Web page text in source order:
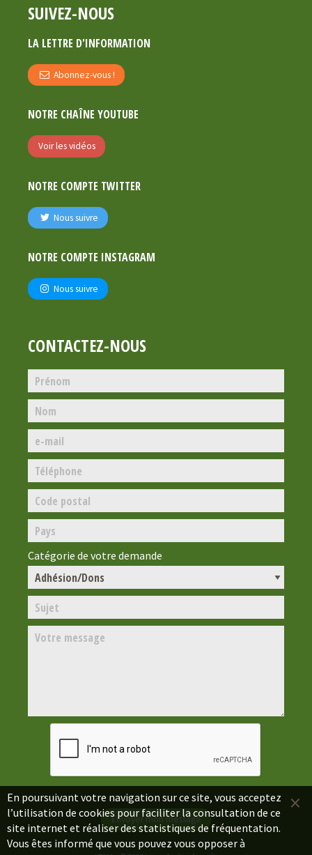
SUIVEZ-NOUS
LA LETTRE D'INFORMATION
Abonnez-vous !
NOTRE CHAÎNE YOUTUBE
Voir les vidéos
NOTRE COMPTE TWITTER
Nous suivre
NOTRE COMPTE INSTAGRAM
Nous suivre
CONTACTEZ-NOUS
Catégorie de votre demande
×
En poursuivant votre navigation sur ce site, vous acceptez
l’utilisation de cookies pour faciliter la consultation de ce
site internet et réaliser des statistiques de fréquentation.
Vous êtes informé que vous pouvez vous opposer à